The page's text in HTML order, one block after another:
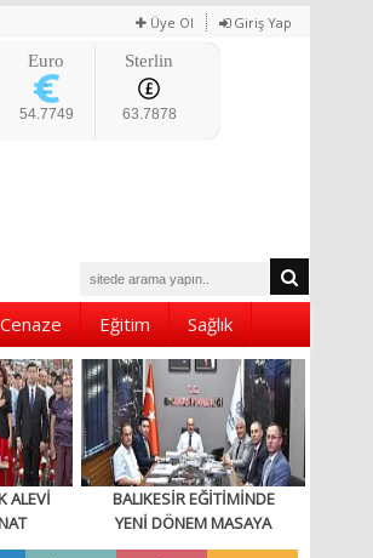
Üye Ol Giriş Yap
Euro
54.7749
Sterlin
63.7878
Cenaze Eğitim Sağlık
ALEVİ
BALIKESİR EĞİTİMİNDE
YENİ DÖNEM MASAYA
YATIRILDI